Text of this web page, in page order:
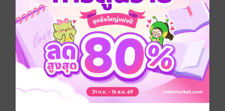
เขียนรีวิวและให้เรตติ้ง
คุณสามารถเข้าสู่ระบบเพื่อแสดงความคิดเห็นได้จ้า